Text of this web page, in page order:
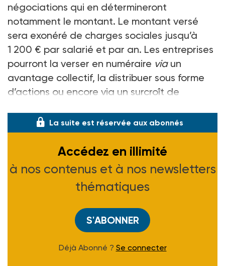
négociations qui en détermineront
notamment le montant. Le montant versé
sera exonéré de charges sociales jusqu’à
1 200 € par salarié et par an. Les entreprises
pourront la verser en numéraire viaun
avantage collectif, la distribuer sous forme
d’actions ou encore via un surcroît de
La suite est réservée aux abonnés
Accédez en illimité
à nos contenus et à nos newsletters
thématiques
S'ABONNER
Déjà Abonné ? Se connecter